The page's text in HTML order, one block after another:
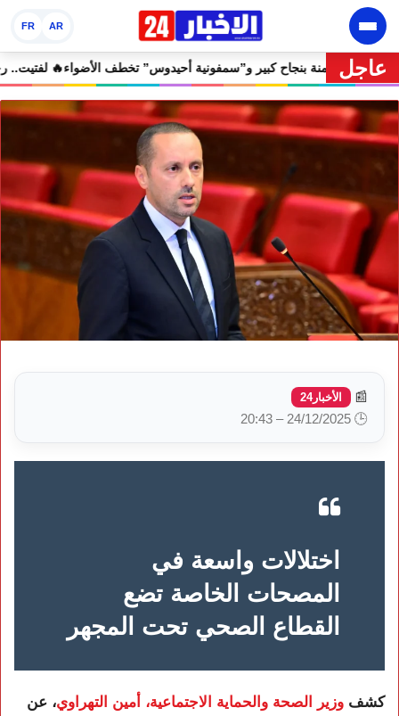
AR
FR
عاجل
مهرجان إفران الدولي يختتم دورته الثامنة بنجاح كبير و”سمفونية أحيدوس”
📰 الأخبار24
🕒 24/12/2025 – 20:43
اختلالات واسعة في
المصحات الخاصة تضع
القطاع الصحي تحت المجهر
كشف وزير الصحة والحماية الاجتماعية، أمين التهراوي، عن